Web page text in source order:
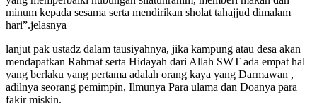
minum kepada sesama serta mendirikan sholat tahajjud dimalam
hari”.jelasnya
lanjut pak ustadz dalam tausiyahnya, jika kampung atau desa akan
mendapatkan Rahmat serta Hidayah dari Allah SWT ada empat hal
yang berlaku yang pertama adalah orang kaya yang Darmawan ,
adilnya seorang pemimpin, Ilmunya Para ulama dan Doanya para
fakir miskin.